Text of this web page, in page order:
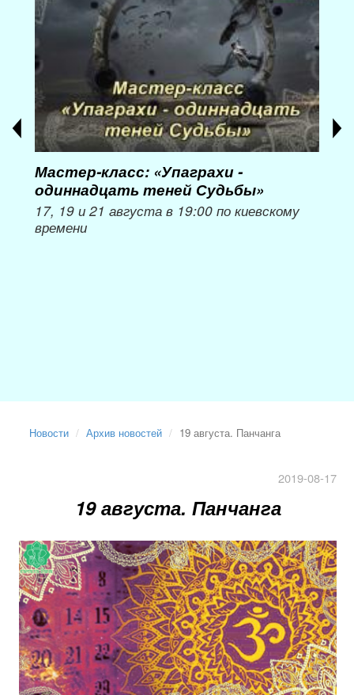
Мастер-класс: «Упаграхи -
одиннадцать теней Судьбы»
17, 19 и 21 августа в 19:00 по киевскому
времени
Новости Архив новостей 19 августа. Панчанга
2019-08-17
19 августа. Панчанга